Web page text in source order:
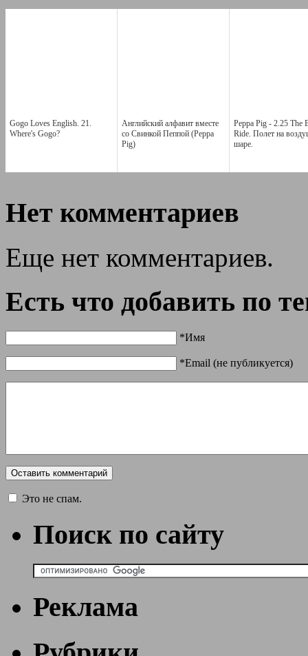
Gogo Loves English. 21.
Where's Gogo?
Английский алфавит вместе
со Свинкой Пеппой (Peppa
Pig)
Peppa Pig - 2.25 The
Ride. Полет на
шаре.
Нет комментариев
Еще нет комментариев.
Есть что добавить по
*Имя
*Email (не публикуется)
Это не спам.
Поиск по сайту
Реклама